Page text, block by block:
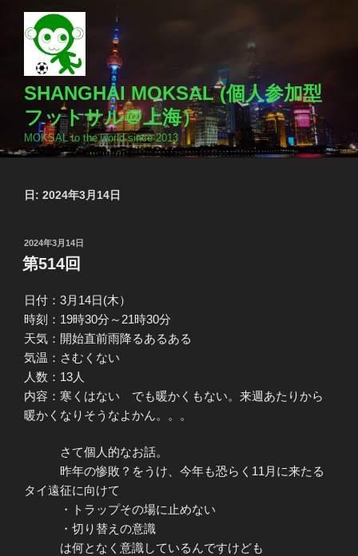
ッ
SHANGHAI MOKSAL (個人参加型
フットサル＠上海）
MOKSAL to the world since 2013
日: 2024年3月14日
投
稿
日:
2024年3月14日
第514回
日付：3月14日(木）
時刻：19時30分～21時30分
天気：開始直前雨降るあるある
気温：さむくない
人数：13人
内容：寒くはない でも暖かくもない。来週あたりから
暖かくなりそうなよかん。。。
さて個人的なお話。
昨年の惨敗？をうけ、今年も恐らく11月に来たる
タイ遠征に向けて
・トラップその場に止めない
・切り替えの意識
は何となく意識しているんですけども